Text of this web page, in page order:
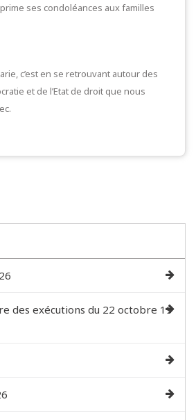
ses condoléances aux familles
c’est en se retrouvant autour des
et de l’Etat de droit que nous
des exécutions du 22 octobre 19